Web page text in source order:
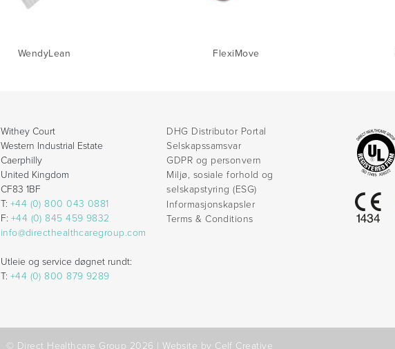
WendyLean
FlexiMove
Withey Court
Western Industrial Estate
Caerphilly
United Kingdom
CF83 1BF
T: +44 (0) 800 043 0881
F: +44 (0) 845 459 9832
info@directhealthcaregroup.com
Utleie og service døgnet rundt:
T: +44 (0) 800 879 9289
DHG Distributor Portal
Selskapssamsvar
GDPR og personvern
Miljø, sosiale forhold og
selskapstyring (ESG)
Informasjonskapsler
Terms & Conditions
© Direct Healthcare Group 2026 |Website by Celf Creative